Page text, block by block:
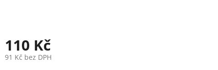
110 Kč
91 Kč bez DPH